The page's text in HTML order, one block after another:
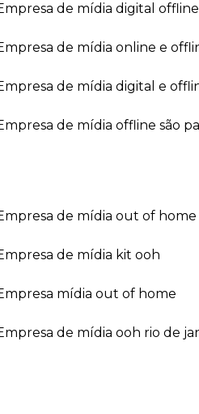
empresa de mídia digital offline
empresa de mídia online e
empresa de mídia digital e
empresa de mídia offline são
empresa de mídia out of home
empresa de mídia kit ooh
empresa mídia out of home
empresa de mídia ooh rio de